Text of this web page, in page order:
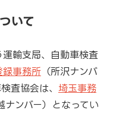
いて
輸支局、自動車検査
録事務所（所沢ナンバ
査協会は、 埼玉事務
ナンバー）となってい